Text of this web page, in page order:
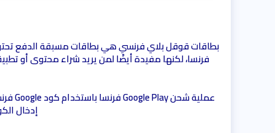
فرنسا، لكنها مفيدة أيضًا لمن يريد شراء محتوى أو
إدخال